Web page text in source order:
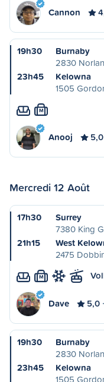
Cannon
19h30
Burnaby
2830
23h45
Kelowna
1505
M
Anooj 5,0
Mercredi 12 Août
17h30
Surrey
7380 King
21h15
West
2475
M
Dave 5,0
19h30
Burnaby
2830
23h45
Kelowna
1505